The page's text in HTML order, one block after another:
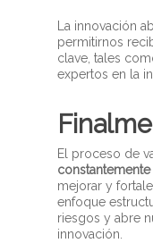
La innovación
permitirnos
clave, tales
expertos en la
El proceso de
mejorar y
enfoque
riesgos y abre
innovación.